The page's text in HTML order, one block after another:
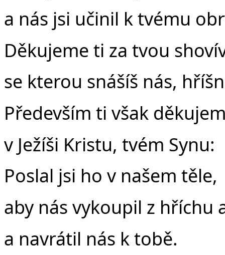
a nás jsi učinil k tvému
Děkujeme ti za tvou
se kterou snášíš nás,
Především ti však
v Ježíši Kristu, tvém Synu:
Poslal jsi ho v našem těle,
aby nás vykoupil z hříchu
a navrátil nás k tobě.